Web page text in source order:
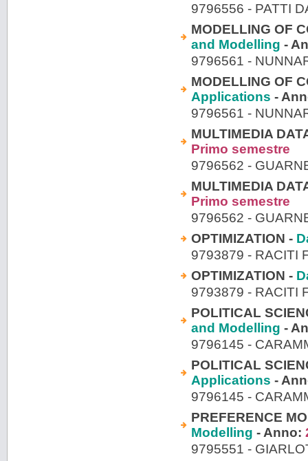
9796556 - PATTI
MODELLING OF
and Modelling -
9796561 -
MODELLING OF
Applications -
9796561 -
MULTIMEDIA
Primo semestre
9796562 -
MULTIMEDIA
Primo semestre
9796562 -
OPTIMIZATION -
9793879 - RACITI
OPTIMIZATION -
9793879 - RACITI
POLITICAL
and Modelling -
9796145 -
POLITICAL
Applications -
9796145 -
PREFERENCE
Modelling - Anno:
9795551 -